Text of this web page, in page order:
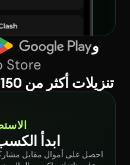
و
تنزيلات أكثر من 150 ألف تقييم، 4.8 نجوم
ابدأ
احصل على أموال مقابل